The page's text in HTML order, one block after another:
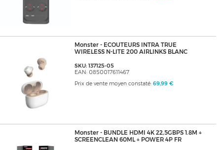
Monster - ECOUTEURS INTRA TRUE
WIRELESS N-LITE 200 AIRLINKS BLANC
SKU: 137125-05
EAN: 0850017611467
Prix de vente moyen constaté: 69,99 €
Monster - BUNDLE HDMI 4K 22,5GBPS 1.8M +
SCREENCLEAN 60ML + POWER 4P FR